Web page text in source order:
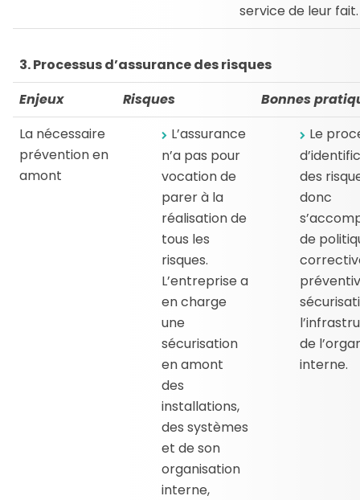
service de leur fait.
3. Processus d’assurance des risques
Enjeux
Risques
Bonnes
La nécessaire
prévention en
amont
L’assurance
n’a pas pour
vocation de
parer à la
réalisation de
tous les
risques.
L’entreprise a
en charge
une
sécurisation
en amont
des
installations,
des systèmes
et de son
organisation
interne,
Le
des
donc
de
de
interne.